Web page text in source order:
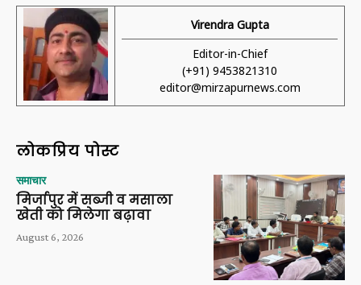
Virendra Gupta
Editor-in-Chief
(+91) 9453821310
editor@mirzapurnews.com
लोकप्रिय पोस्ट
समाचार
मिर्जापुर में सब्जी व मसाला
खेती को मिलेगा बढ़ावा
August 6, 2026